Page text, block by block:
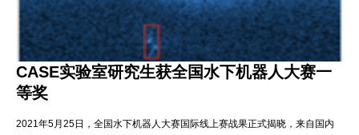
CASE实验室研究生获全国水下机器人大赛一
等奖
2021年5月25日，全国水下机器人大赛国际线上赛战果正式揭晓，来自国内